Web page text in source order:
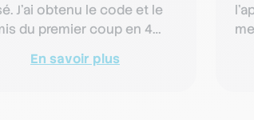
J'ai obtenu le code et le
du premier coup en 4
En savoir plus